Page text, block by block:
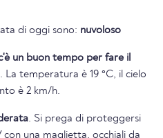
di oggi sono: nuvoloso
un buon tempo per fare il
La temperatura è 19 °C, il cielo
è 2 km/h.
. Si prega di proteggersi
una maglietta, occhiali da